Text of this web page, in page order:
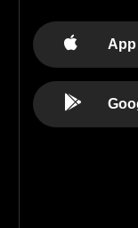
App